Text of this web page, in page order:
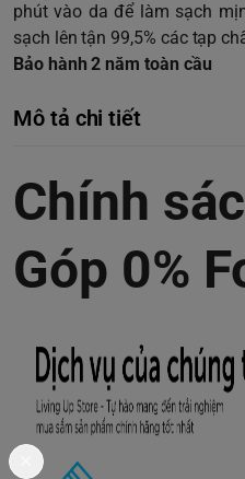
phút vào da để làm sạch
sạch lên tận 99,5% các tạp
Bảo hành 2 năm toàn cầu
Mô tả chi tiết
Chính
Góp 0%